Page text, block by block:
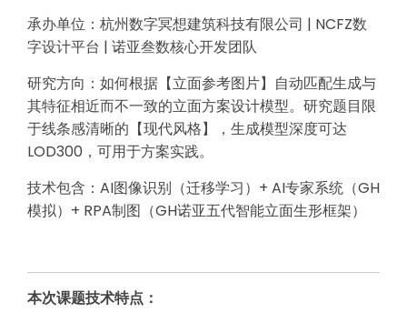
承办单位：杭州数字冥想建筑科技有限公司 | NCFZ数
字设计平台 | 诺亚叁数核心开发团队
研究方向：如何根据【立面参考图片】自动匹配生成与
其特征相近而不一致的立面方案设计模型。研究题目限
于线条感清晰的【现代风格】，生成模型深度可达
LOD300，可用于方案实践。
技术包含：AI图像识别（迁移学习）+ AI专家系统（GH
模拟）+ RPA制图（GH诺亚五代智能立面生形框架）
本次课题技术特点：